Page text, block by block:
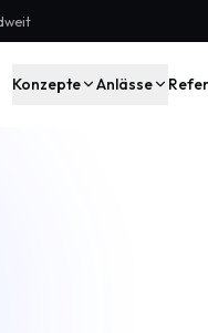
Konzepte Anlässe